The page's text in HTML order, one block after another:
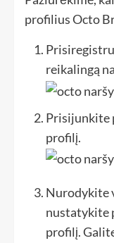
profilius Octo
reikalingą
Prisijunkite
profilį.
Nurodykite
nustatykite
profilį.